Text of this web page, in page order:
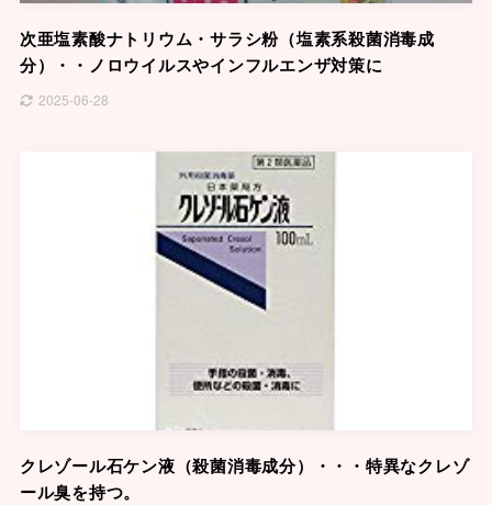
次亜塩素酸ナトリウム・サラシ粉（塩素系殺菌消毒成
分）・・ノロウイルスやインフルエンザ対策に
2025-06-28
クレゾール石ケン液（殺菌消毒成分）・・・特異なクレゾ
ール臭を持つ。